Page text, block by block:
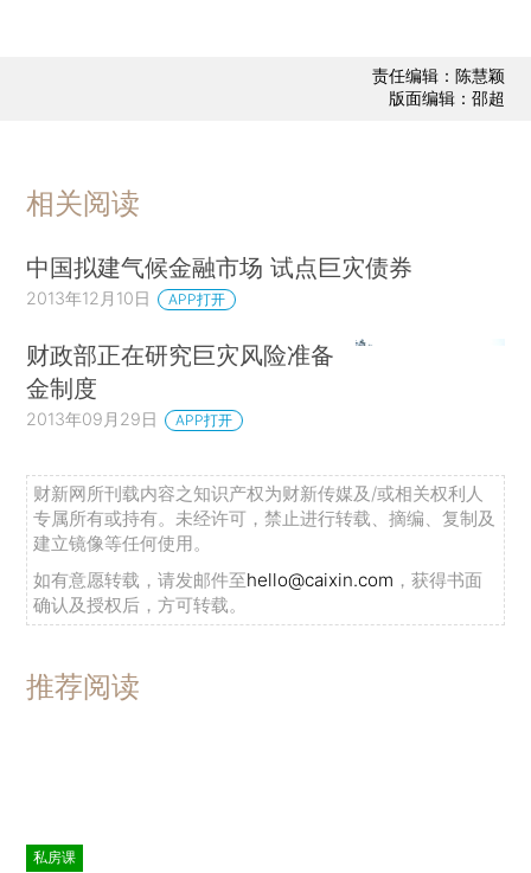
责任编辑：陈慧颖
版面编辑：邵超
相关阅读
中国拟建气候金融市场 试点巨灾债券
2013年12月10日 APP打开
财政部正在研究巨灾风险准备
金制度
2013年09月29日 APP打开
财新网所刊载内容之知识产权为财新传媒及/或相关权利人
专属所有或持有。未经许可，禁止进行转载、摘编、复制及
建立镜像等任何使用。
如有意愿转载，请发邮件至hello@caixin.com ，获得书面
确认及授权后，方可转载。
推荐阅读
私房课